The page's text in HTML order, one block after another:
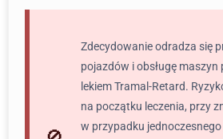
Zdecydowanie odradza się
pojazdów i obsługę
lekiem Tramal-Retard.
na początku leczenia, przy
w przypadku